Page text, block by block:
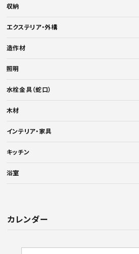
収納
エクステリア・外構
造作材
照明
水栓金具（蛇口）
木材
インテリア・家具
キッチン
浴室
カレンダー